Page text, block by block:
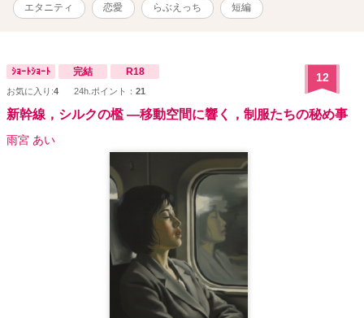
エタニティ 恋愛 らぶえっち 短編
ｼｮｰﾄｼｮｰﾄ 完結 R18
お気に入り:4 24h.ポイント： 21
12
新幹線，シルクの檻 ―移動空間に響く，制服たちの秘め事
雨宮 あい